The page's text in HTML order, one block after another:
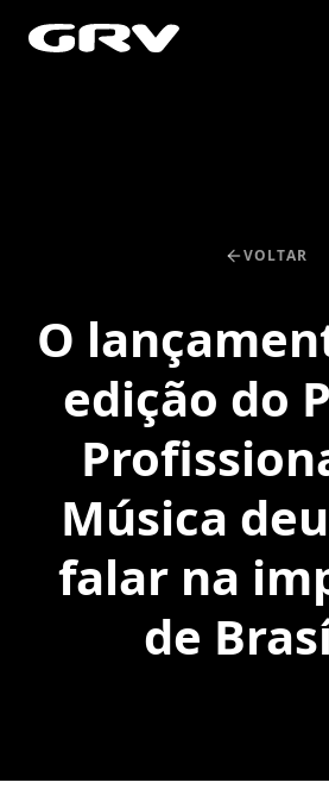
VOLTAR
O
edição do
Música
falar na
de